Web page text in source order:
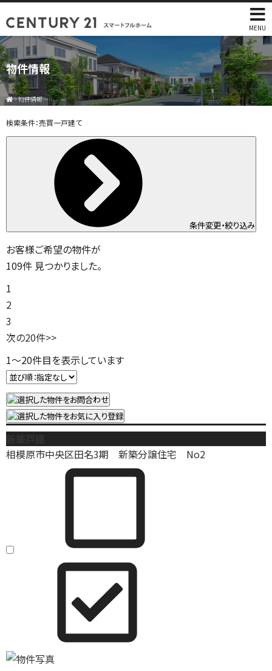
MENU
物件情報
>物件情報
検索条件：売買一戸建て
条件変更・絞り込み
お客様ご希望の物件が
109件 見つかりました。
1
2
3
次の20件>>
1～20件目を表示しています
相模原市中央区田名3期 新築分譲住宅 No2